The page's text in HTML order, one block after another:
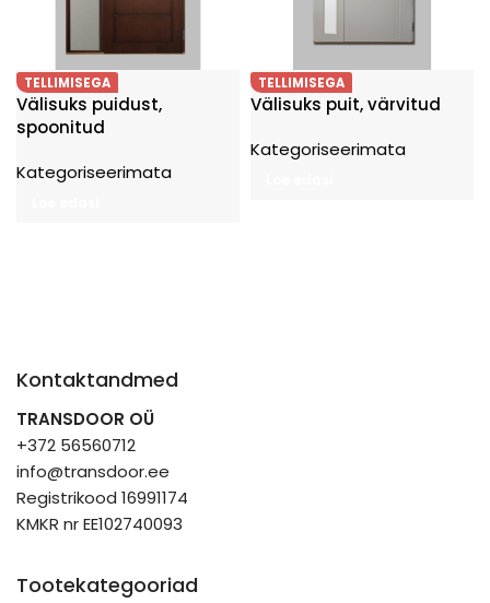
TELLIMISEGA
Välisuks puidust,
spoonitud
Kategoriseerimata
TELLIMISEGA
Välisuks puit, värvitud
Kategoriseerimata
Kontaktandmed
TRANSDOOR OÜ
+372 56560712
info@transdoor.ee
Registrikood 16991174
KMKR nr EE102740093
Tootekategooriad